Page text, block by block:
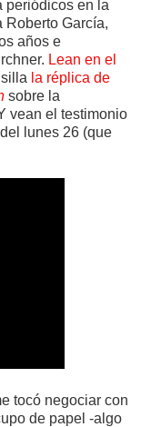
periódicos en la
Roberto García,
años e
Lean en el
la réplica de
sobre la
vean el testimonio
lunes 26 (que
tocó negociar con
de papel -algo